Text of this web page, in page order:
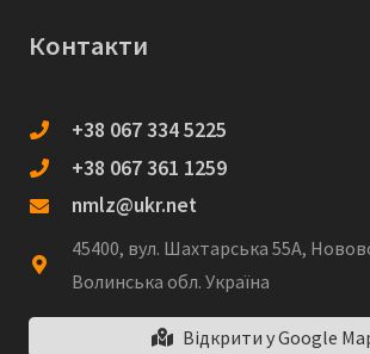
Контакти
+38 067 334 5225
+38 067 361 1259
nmlz@ukr.net
45400, вул. Шахтарська 55А,
Волинська обл. Україна
Відкрити у Google